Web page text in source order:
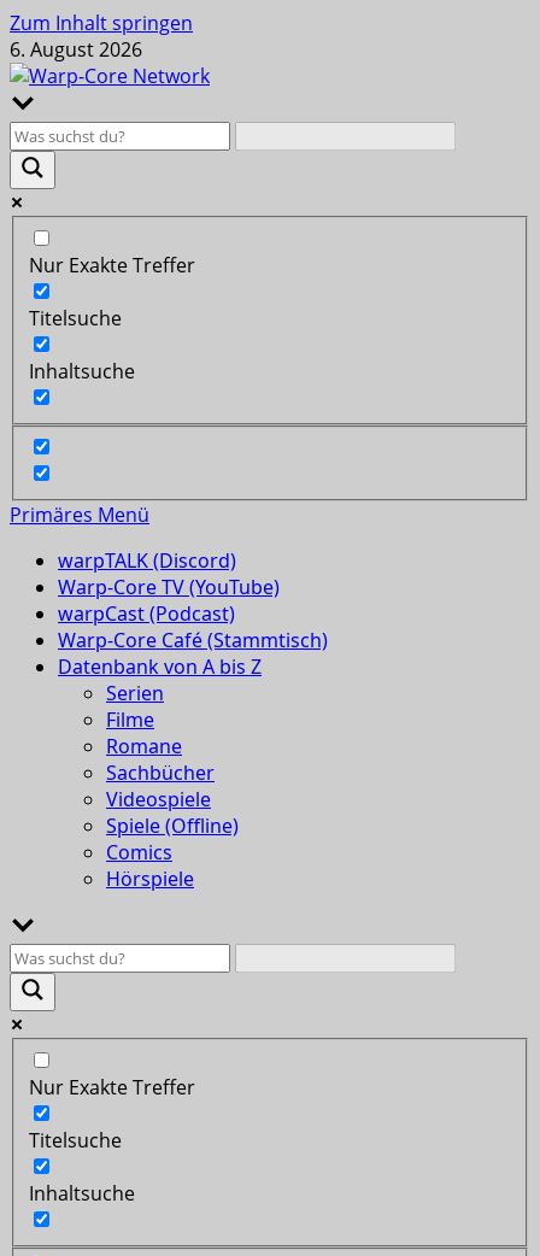
Zum Inhalt springen
6. August 2026
Nur Exakte Treffer
Titelsuche
Inhaltsuche
Primäres Menü
warpTALK (Discord)
Warp-Core TV (YouTube)
warpCast (Podcast)
Warp-Core Café (Stammtisch)
Datenbank von A bis Z
Serien
Filme
Romane
Sachbücher
Videospiele
Spiele (Offline)
Comics
Hörspiele
Nur Exakte Treffer
Titelsuche
Inhaltsuche